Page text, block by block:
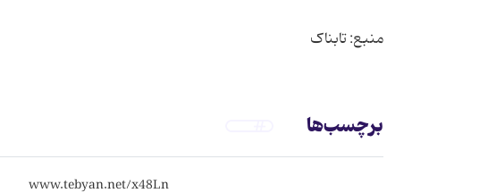
منبع: تابناک
برچسب‌ها